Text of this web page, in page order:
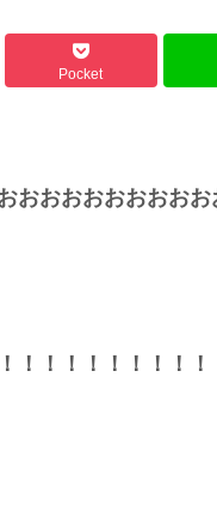
Pocket
おおおおおおおおお
！！！！！！！！！